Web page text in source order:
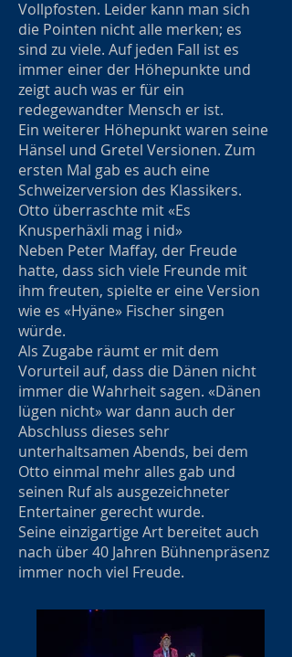
Vollpfosten. Leider kann man sich
die Pointen nicht alle merken; es
sind zu viele. Auf jeden Fall ist es
immer einer der Höhepunkte und
zeigt auch was er für ein
redegewandter Mensch er ist.
Ein weiterer Höhepunkt waren seine
Hänsel und Gretel Versionen. Zum
ersten Mal gab es auch eine
Schweizerversion des Klassikers.
Otto überraschte mit «Es
Knusperhäxli mag i nid»
Neben Peter Maffay, der Freude
hatte, dass sich viele Freunde mit
ihm freuten, spielte er eine Version
wie es «Hyäne» Fischer singen
würde.
Als Zugabe räumt er mit dem
Vorurteil auf, dass die Dänen nicht
immer die Wahrheit sagen. «Dänen
lügen nicht» war dann auch der
Abschluss dieses sehr
unterhaltsamen Abends, bei dem
Otto einmal mehr alles gab und
seinen Ruf als ausgezeichneter
Entertainer gerecht wurde.
Seine einzigartige Art bereitet auch
nach über 40 Jahren Bühnenpräsenz
immer noch viel Freude.